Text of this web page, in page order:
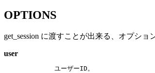
OPTIONS
get_session に渡すことが出来る、オプショ
user
        ユーザーID。